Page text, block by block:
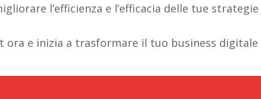
l’efficienza e l’efficacia delle tue
ora e inizia a trasformare il tuo business digitale